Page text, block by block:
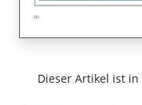
Dieser Artikel ist in